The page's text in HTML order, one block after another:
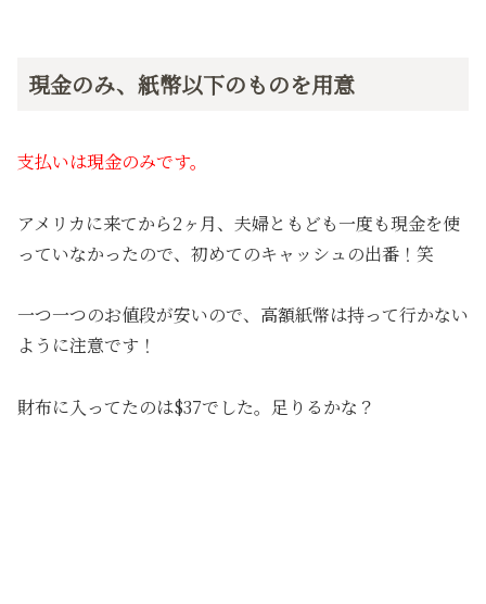
現金のみ、紙幣以下のものを用意
支払いは現金のみです。
アメリカに来てから2ヶ月、夫婦ともども一度も現金を使
っていなかったので、初めてのキャッシュの出番！笑
一つ一つのお値段が安いので、高額紙幣は持って行かない
ように注意です！
財布に入ってたのは$37でした。足りるかな？